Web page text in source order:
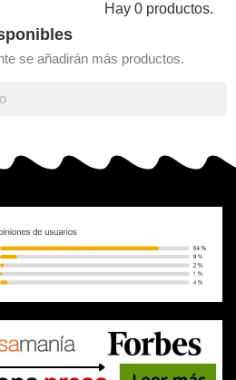
Hay 0 productos.
se añadirán más productos.